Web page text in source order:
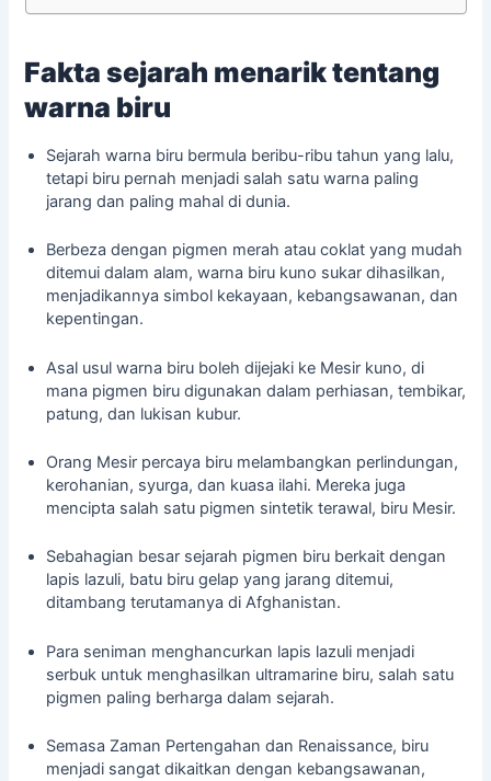
Fakta sejarah menarik tentang
warna biru
Sejarah warna biru bermula beribu-ribu tahun yang lalu,
tetapi biru pernah menjadi salah satu warna paling
jarang dan paling mahal di dunia.
Berbeza dengan pigmen merah atau coklat yang mudah
ditemui dalam alam, warna biru kuno sukar dihasilkan,
menjadikannya simbol kekayaan, kebangsawanan, dan
kepentingan.
Asal usul warna biru boleh dijejaki ke Mesir kuno, di
mana pigmen biru digunakan dalam perhiasan, tembikar,
patung, dan lukisan kubur.
Orang Mesir percaya biru melambangkan perlindungan,
kerohanian, syurga, dan kuasa ilahi. Mereka juga
mencipta salah satu pigmen sintetik terawal, biru Mesir.
Sebahagian besar sejarah pigmen biru berkait dengan
lapis lazuli, batu biru gelap yang jarang ditemui,
ditambang terutamanya di Afghanistan.
Para seniman menghancurkan lapis lazuli menjadi
serbuk untuk menghasilkan ultramarine biru, salah satu
pigmen paling berharga dalam sejarah.
Semasa Zaman Pertengahan dan Renaissance, biru
menjadi sangat dikaitkan dengan kebangsawanan,